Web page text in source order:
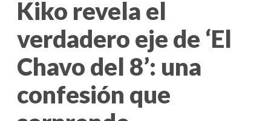
Kiko revela el
verdadero eje de ‘El
Chavo del 8’: una
confesión que